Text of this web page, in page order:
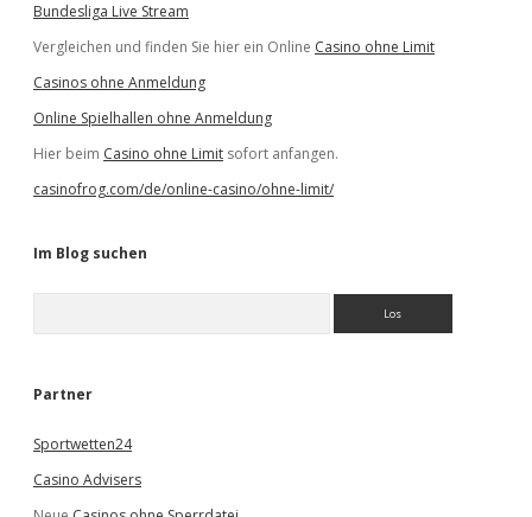
Bundesliga Live Stream
Vergleichen und finden Sie hier ein Online Casino ohne Limit
Casinos ohne Anmeldung
Online Spielhallen ohne Anmeldung
Hier beim Casino ohne Limit sofort anfangen.
casinofrog.com/de/online-casino/ohne-limit/
Im Blog suchen
e
Partner
Sportwetten24
Casino Advisers